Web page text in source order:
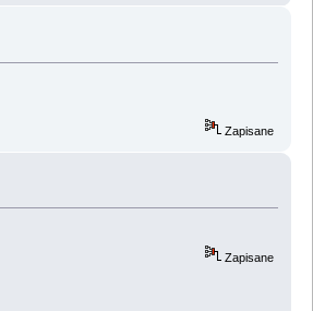
Zapisane
Zapisane